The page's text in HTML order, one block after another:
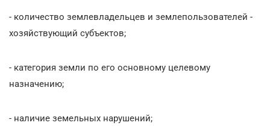
- количество землевладельцев и землепользователей -
хозяйствующий субъектов;
- категория земли по его основному целевому
назначению;
- наличие земельных нарушений;